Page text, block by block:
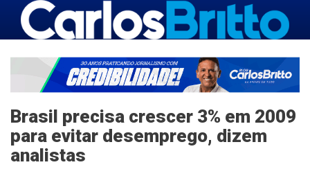
Brasil precisa crescer 3% em 2009
para evitar desemprego, dizem
analistas